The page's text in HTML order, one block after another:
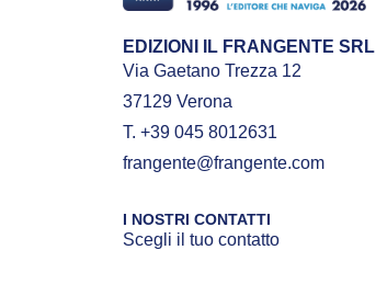
EDIZIONI IL FRANGENTE SRL
Via Gaetano Trezza 12
37129 Verona
T. +39 045 8012631
frangente@frangente.com
I NOSTRI CONTATTI
Scegli il tuo contatto